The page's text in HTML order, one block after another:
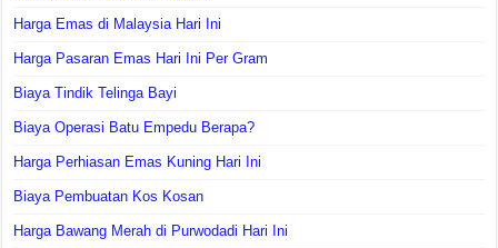
Harga Emas di Malaysia Hari Ini
Harga Pasaran Emas Hari Ini Per Gram
Biaya Tindik Telinga Bayi
Biaya Operasi Batu Empedu Berapa?
Harga Perhiasan Emas Kuning Hari Ini
Biaya Pembuatan Kos Kosan
Harga Bawang Merah di Purwodadi Hari Ini